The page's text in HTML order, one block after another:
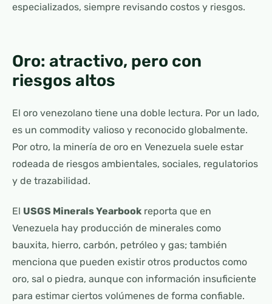
especializados, siempre revisando costos y riesgos.
Oro: atractivo, pero con
riesgos altos
El oro venezolano tiene una doble lectura. Por un lado,
es un commodity valioso y reconocido globalmente.
Por otro, la minería de oro en Venezuela suele estar
rodeada de riesgos ambientales, sociales, regulatorios
y de trazabilidad.
El USGS Minerals Yearbook reporta que en
Venezuela hay producción de minerales como
bauxita, hierro, carbón, petróleo y gas; también
menciona que pueden existir otros productos como
oro, sal o piedra, aunque con información insuficiente
para estimar ciertos volúmenes de forma confiable.